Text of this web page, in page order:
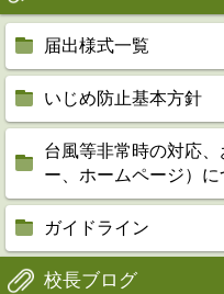
届出様式一覧
いじめ防止基本方針
台風等非常時の対応
ー、ホームページ）に
ガイドライン
校長ブログ